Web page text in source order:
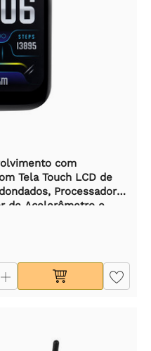
com
Tela Touch LCD de
Processador
de Acelerômetro e